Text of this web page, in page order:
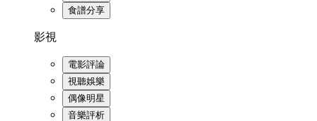
食譜分享
影視
電影評論
視聽娛樂
偶像明星
音樂評析